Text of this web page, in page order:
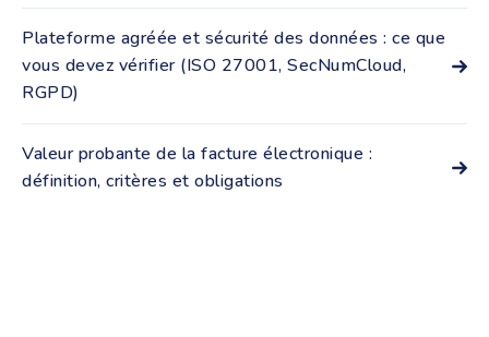
jusqu'à son archivage, chaque étape ...
Plateforme agréée et sécurité des données : ce que
vous devez vérifier (ISO 27001, SecNumCloud,
RGPD)
pour émettre et recevoir ses factures. Cette ...
Valeur probante de la facture électronique :
définition, critères et obligations